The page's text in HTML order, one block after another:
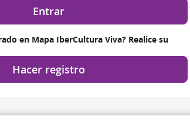
Entrar
en Mapa IberCultura Viva? Realice su
Hacer registro